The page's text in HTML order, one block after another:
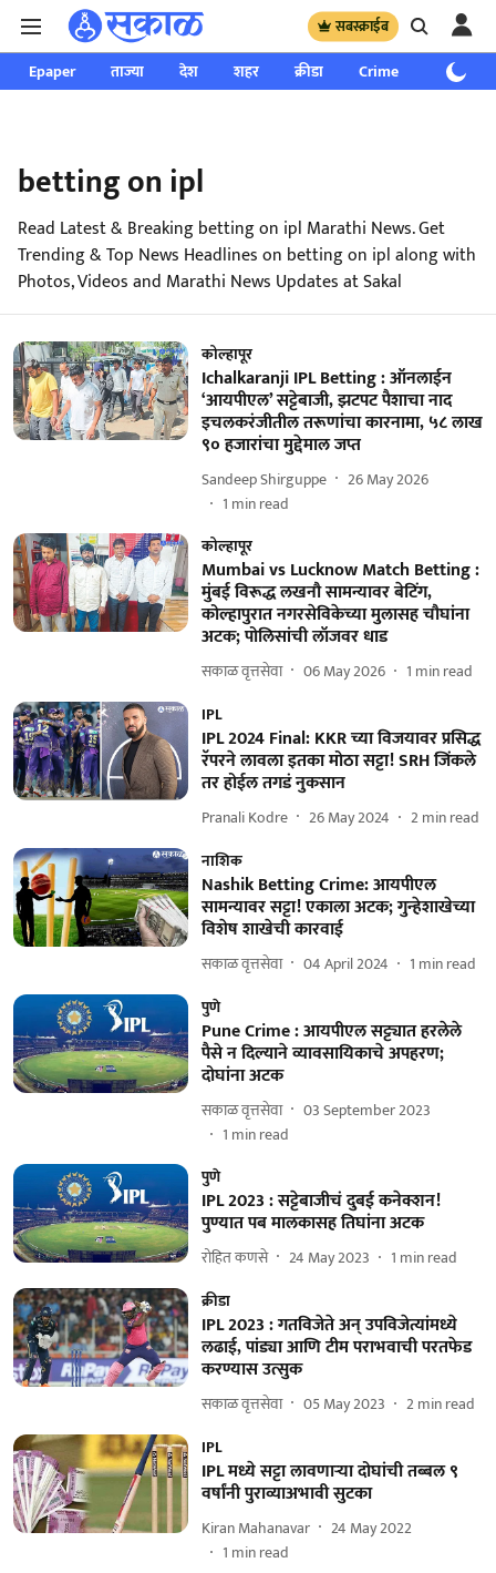
सबस्क्राईब
Epaper ताज्या देश शहर क्रीडा Crime साप्ताहिक
betting on ipl
Read Latest & Breaking betting on ipl Marathi News. Get
Trending & Top News Headlines on betting on ipl along with
Photos, Videos and Marathi News Updates at Sakal
कोल्हापूर
Ichalkaranji IPL Betting : ऑनलाईन
‘आयपीएल’ सट्टेबाजी, झटपट पैशाचा नाद
इचलकरंजीतील तरूणांचा कारनामा, ५८ लाख
९० हजारांचा मुद्देमाल जप्त
Sandeep Shirguppe
26 May 2026
1 min read
कोल्हापूर
Mumbai vs Lucknow Match Betting :
मुंबई विरूद्ध लखनौ सामन्यावर बेटिंग,
कोल्हापुरात नगरसेविकेच्या मुलासह चौघांना
अटक; पोलिसांची लॉजवर धाड
सकाळ वृत्तसेवा 06 May 2026 1 min read
IPL
IPL 2024 Final: KKR च्या विजयावर प्रसिद्ध
रॅपरने लावला इतका मोठा सट्टा! SRH जिंकले
तर होईल तगडं नुकसान
Pranali Kodre 26 May 2024 2min read
नाशिक
Nashik Betting Crime: आयपीएल
सामन्यावर सट्टा! एकाला अटक; गुन्हेशाखेच्या
विशेष शाखेची कारवाई
सकाळ वृत्तसेवा 04 April 2024 1 min read
पुणे
Pune Crime : आयपीएल सट्ट्यात हरलेले
पैसे न दिल्याने व्यावसायिकाचे अपहरण;
दोघांना अटक
सकाळ वृत्तसेवा
03 September 2023
1 min read
पुणे
IPL 2023 : सट्टेबाजीचं दुबई कनेक्शन!
पुण्यात पब मालकासह तिघांना अटक
रोहित कणसे 24 May 2023 1 min read
क्रीडा
IPL 2023 : गतविजेते अन्‌ उपविजेत्यांमध्ये
लढाई, पांड्या आणि टीम पराभवाची परतफेड
करण्यास उत्सुक
सकाळ वृत्तसेवा 05 May 2023 2min read
IPL
IPL मध्ये सट्टा लावणाऱ्या दोघांची तब्बल ९
वर्षांनी पुराव्याअभावी सुटका
Kiran Mahanavar
24 May 2022
1 min read